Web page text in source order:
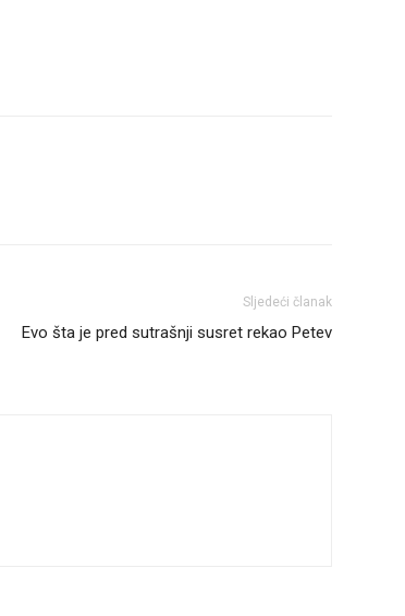
Sljedeći članak
Evo šta je pred sutrašnji susret rekao Petev